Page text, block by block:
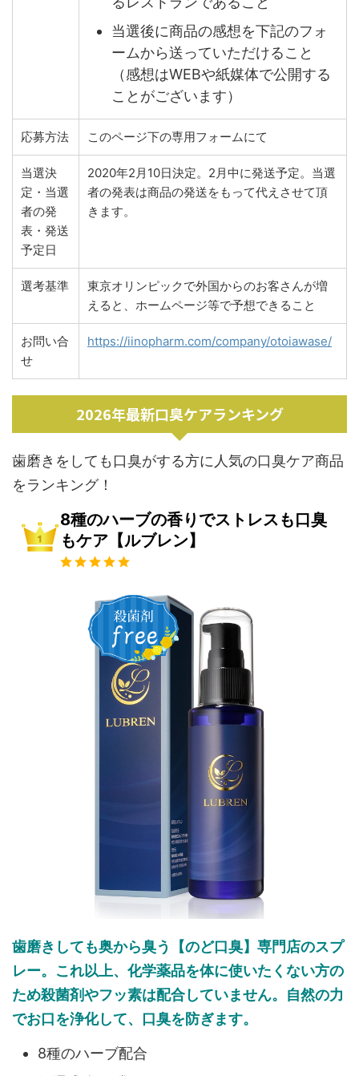
当選後に商品の感想を下記のフォ
ームから送っていただけること
（感想はWEBや紙媒体で公開する
ことがございます）
応募方法 このページ下の専用フォームにて
当選決
定・当選
者の発
表・発送
予定日
2020年2月10日決定。2月中に発送予定。当選
者の発表は商品の発送をもって代えさせて頂
きます。
選考基準
東京オリンピックで外国からのお客さんが増
えると、ホームページ等で予想できること
お問い合
せ
https://iinopharm.com/company/otoiawase/
2026年最新口臭ケアランキング
歯磨きをしても口臭がする方に人気の口臭ケア商品
をランキング！
8種のハーブの香りでストレスも口臭
もケア【ルブレン】
歯磨きしても奥から臭う【のど口臭】専門店のスプ
レー。これ以上、化学薬品を体に使いたくない方の
ため殺菌剤やフッ素は配合していません。自然の力
でお口を浄化して、口臭を防ぎます。
8種のハーブ配合